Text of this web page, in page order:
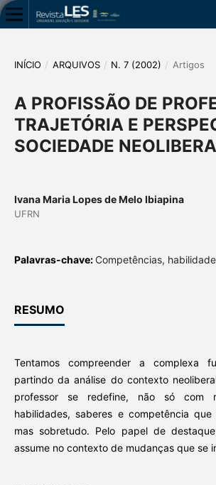
INÍCIO / ARQUIVOS / N. 7 (2002) / Artigos
A PROFISSÃO DE
TRAJETÓRIA E
SOCIEDADE
Ivana Maria Lopes de Melo Ibiapina
UFRN
Palavras-chave: Competências,
RESUMO
Tentamos compreender a complexa
partindo da análise do contexto
professor se redefine, não só com
habilidades, saberes e competência
mas sobretudo. Pelo papel de
assume no contexto de mudanças que se